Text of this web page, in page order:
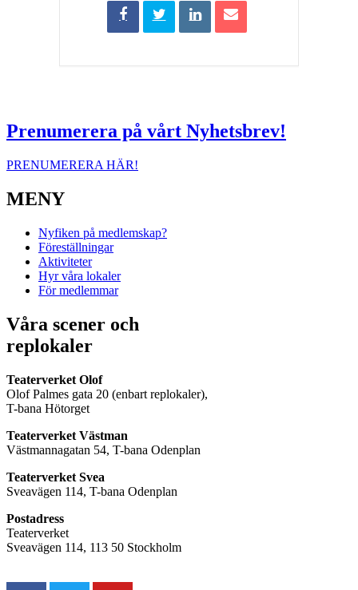
Prenumerera på vårt Nyhetsbrev!
PRENUMERERA HÄR!
MENY
Nyfiken på medlemskap?
Föreställningar
Aktiviteter
Hyr våra lokaler
För medlemmar
Våra scener och
replokaler
Teaterverket Olof
Olof Palmes gata 20 (enbart replokaler),
T-bana Hötorget
Teaterverket Västman
Västmannagatan 54, T-bana Odenplan
Teaterverket Svea
Sveavägen 114, T-bana Odenplan
Postadress
Teaterverket
Sveavägen 114, 113 50 Stockholm